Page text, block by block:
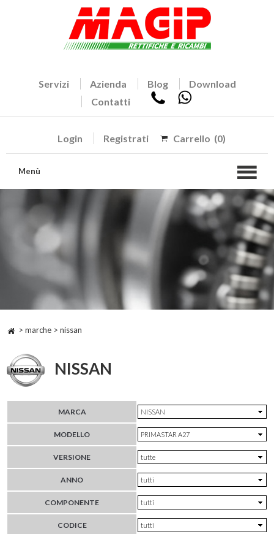
Servizi Azienda Blog
Download
Contatti
Login Registrati Carrello (0)
Menù
> marche > nissan
NISSAN
MARCA
MODELLO
VERSIONE
ANNO
COMPONENTE
CODICE